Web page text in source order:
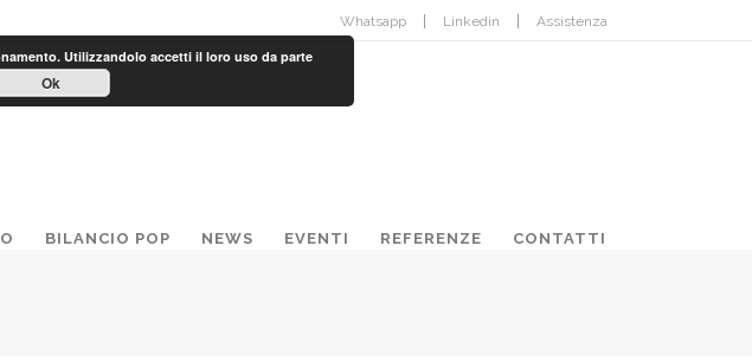
Whatsapp Linkedin Assistenza
BILANCIO POP NEWS EVENTI REFERENZE CONTATTI
Utilizzandolo accetti il loro uso da parte
Ok